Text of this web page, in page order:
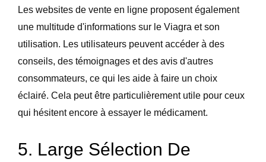
Les websites de vente en ligne proposent également
une multitude d'informations sur le Viagra et son
utilisation. Les utilisateurs peuvent accéder à des
conseils, des témoignages et des avis d'autres
consommateurs, ce qui les aide à faire un choix
éclairé. Cela peut être particulièrement utile pour ceux
qui hésitent encore à essayer le médicament.
5. Large Sélection De